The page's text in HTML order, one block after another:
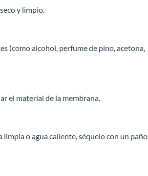
y limpio.
(como alcohol, perfume de pino, acetona,
el material de la membrana.
limpia o agua caliente, séquelo con un paño